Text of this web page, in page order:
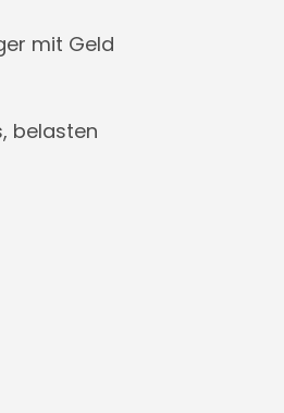
mit Geld
belasten